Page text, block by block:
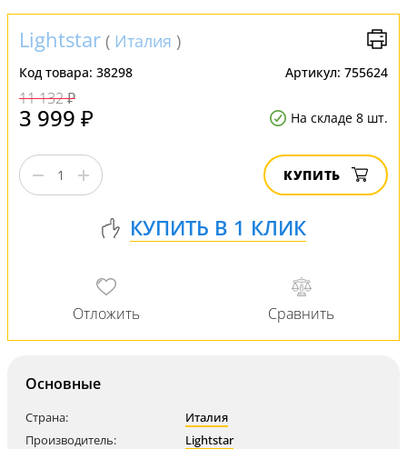
Lightstar ( Италия )
Код товара: 38298 Артикул: 755624
11 132 ₽
3 999 ₽ На складе 8 шт.
КУПИТЬ
Основные
Страна:
Италия
Производитель:
Lightstar